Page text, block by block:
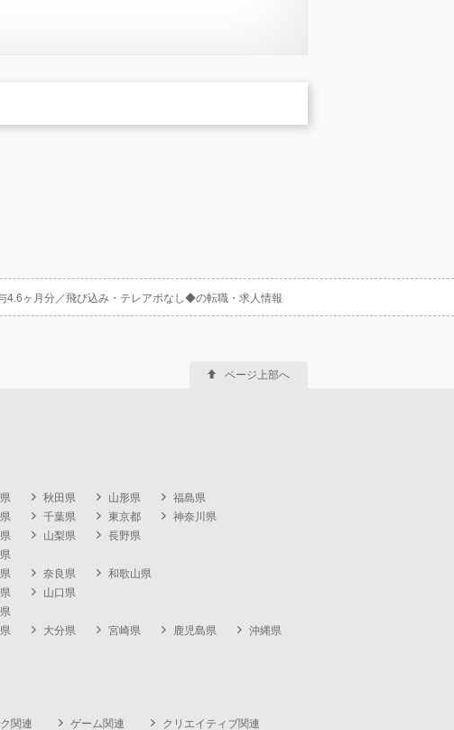
ヶ月分／飛び込み・テレアポなし◆の転職・求人情報
秋田県 山形県
福島県
千葉県 東京都
神奈川県
山梨県
長野県
奈良県
和歌山県
山口県
大分県 宮崎県 鹿児島県
沖縄県
関連 ゲーム関連 クリエイティブ関連
ページ上部へ